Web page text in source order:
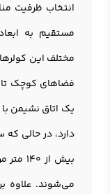
مستقیم به
فضاهای کوچک تا
دارد، در حالی که
می‌شوند. علاوه